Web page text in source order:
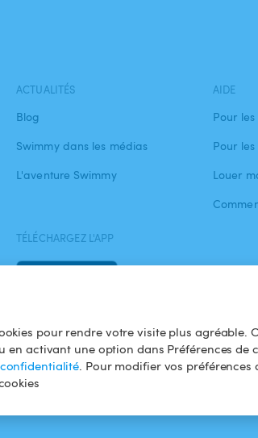
pour rendre votre visite plus agréable.
activant une option dans Préférences de
. Pour modifier vos
ACTUALITÉS
Blog
Swimmy dans les médias
L'aventure Swimmy
AIDE
Pour
Pour
Louer
TÉLÉCHARGEZ L'APP